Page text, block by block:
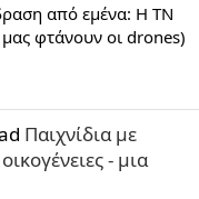
από εμένα: Η ΤΝ
μας φτάνουν οι drones)
Παιχνίδια με
- μια